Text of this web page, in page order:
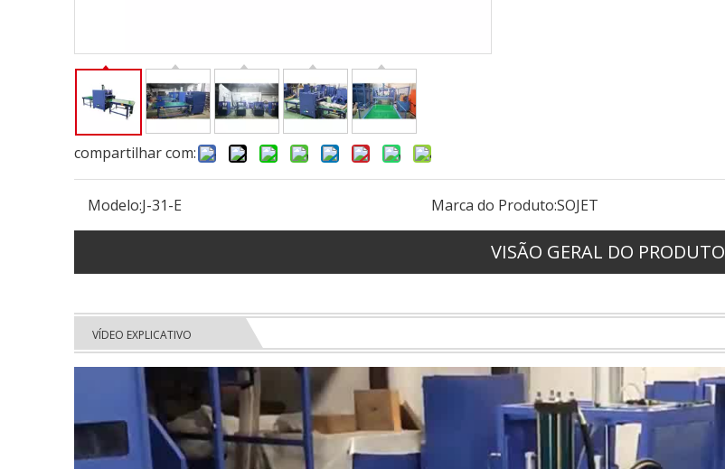
compartilhar com:
Modelo:J-31-E Marca do Produto:SOJET
VISÃO GERAL DO PRODUTO
VÍDEO EXPLICATIVO